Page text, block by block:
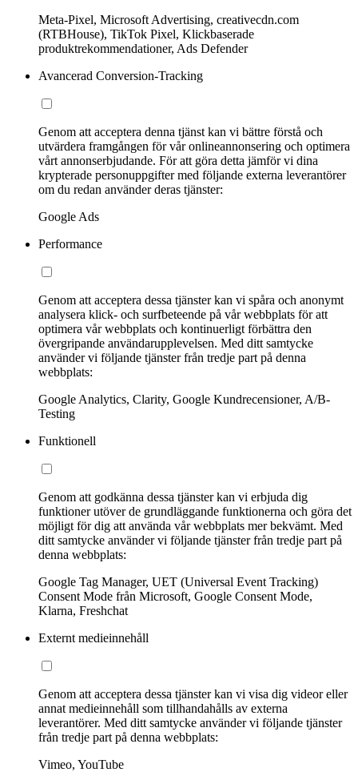
Meta-Pixel, Microsoft Advertising, creativecdn.com
(RTBHouse), TikTok Pixel, Klickbaserade
produktrekommendationer, Ads Defender
Avancerad Conversion-Tracking
Genom att acceptera denna tjänst kan vi bättre förstå och
utvärdera framgången för vår onlineannonsering och optimera
vårt annonserbjudande. För att göra detta jämför vi dina
krypterade personuppgifter med följande externa leverantörer
om du redan använder deras tjänster:
Google Ads
Performance
Genom att acceptera dessa tjänster kan vi spåra och anonymt
analysera klick- och surfbeteende på vår webbplats för att
optimera vår webbplats och kontinuerligt förbättra den
övergripande användarupplevelsen. Med ditt samtycke
använder vi följande tjänster från tredje part på denna
webbplats:
Google Analytics, Clarity, Google Kundrecensioner, A/B-
Testing
Funktionell
Genom att godkänna dessa tjänster kan vi erbjuda dig
funktioner utöver de grundläggande funktionerna och göra det
möjligt för dig att använda vår webbplats mer bekvämt. Med
ditt samtycke använder vi följande tjänster från tredje part på
denna webbplats:
Google Tag Manager, UET (Universal Event Tracking)
Consent Mode från Microsoft, Google Consent Mode,
Klarna, Freshchat
Externt medieinnehåll
Genom att acceptera dessa tjänster kan vi visa dig videor eller
annat medieinnehåll som tillhandahålls av externa
leverantörer. Med ditt samtycke använder vi följande tjänster
från tredje part på denna webbplats:
Vimeo, YouTube